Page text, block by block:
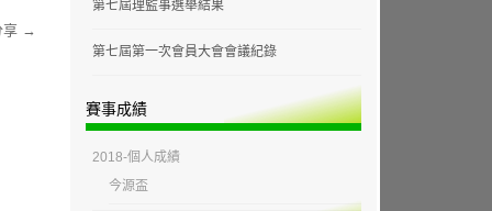
享 →
第七屆理監事選舉結果
第七屆第一次會員大會會議紀錄
賽事成績
2018-個人成績
今源盃